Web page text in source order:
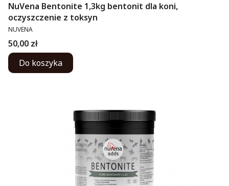
NuVena Bentonite 1,3kg bentonit dla koni,
oczyszczenie z toksyn
PRODUCENT
NUVENA
Cena
50,00 zł
Do koszyka